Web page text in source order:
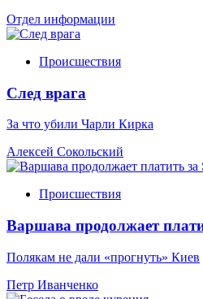
Отдел информации
Происшествия
След врага
За что убили Чарли Кирка
Алексей Сокольский
Происшествия
Варшава продолжает
Полякам не дали «прогнуть» Киев
Петр Иванченко